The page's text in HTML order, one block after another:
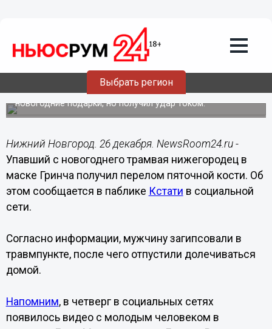
Выбрать регион
26.12.202008:08
Нижегородский Гринч получил
перелом пятки при падении с трамвая
Пранкер планировал разбрасывать с крыши трамвая
новогодние подарки, но получил удар током.
Нижний Новгород. 26 декабря. NewsRoom24.ru -
Упавший с новогоднего трамвая нижегородец в
маске Гринча получил перелом пяточной кости. Об
этом сообщается в паблике Кстати в социальной
сети.
Согласно информации, мужчину загипсовали в
травмпункте, после чего отпустили долечиваться
домой.
Напомним, в четверг в социальных сетях
появилось видео с молодым человеком в